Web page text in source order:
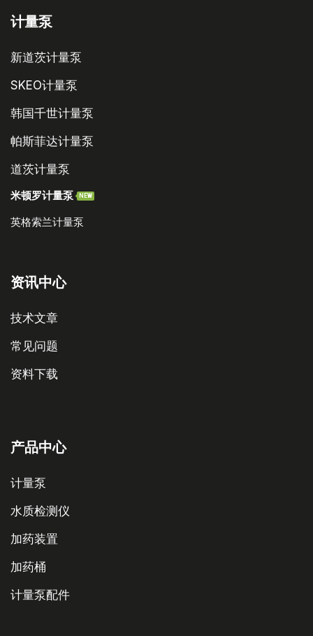
计量泵
新道茨计量泵
SKEO计量泵
韩国千世计量泵
帕斯菲达计量泵
道茨计量泵
米顿罗计量泵 NEW
英格索兰计量泵
资讯中心
技术文章
常见问题
资料下载
产品中心
计量泵
水质检测仪
加药装置
加药桶
计量泵配件